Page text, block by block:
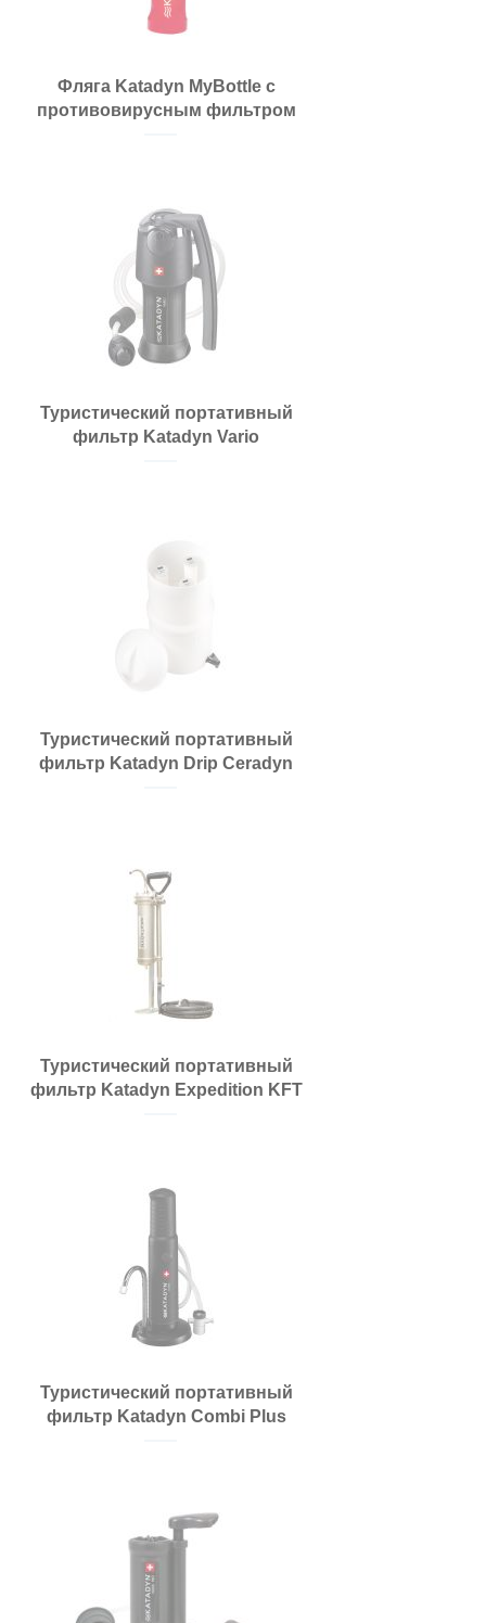
Фляга Katadyn MyBottle с
противовирусным фильтром
Туристический портативный
фильтр Katadyn Vario
Туристический портативный
фильтр Katadyn Drip Ceradyn
Туристический портативный
фильтр Katadyn Expedition KFT
Туристический портативный
фильтр Katadyn Combi Plus